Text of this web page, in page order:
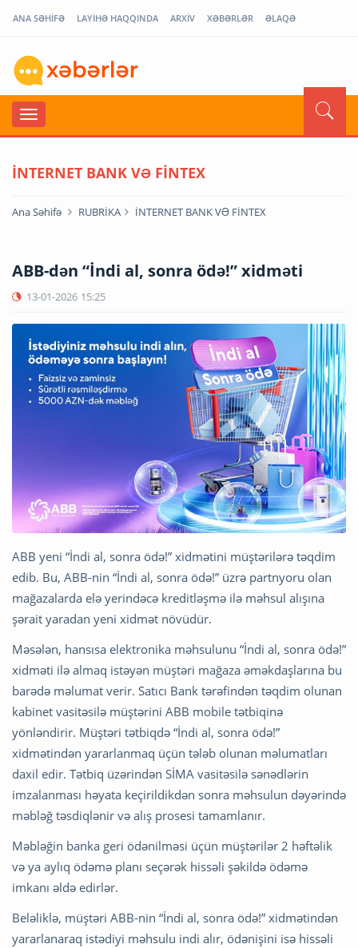
ANA SƏHİFƏ LAYİHƏ HAQQINDA ARXİV XƏBƏRLƏR ƏLAQƏ
İNTERNET BANK VƏ FİNTEX
Ana Səhifə RUBRİKA İNTERNET BANK VƏ FİNTEX
ABB-dən “İndi al, sonra ödə!” xidməti
13-01-2026 15:25
ABB yeni “İndi al, sonra ödə!” xidmətini müştərilərə təqdim
edib. Bu, ABB-nin “İndi al, sonra ödə!” üzrə partnyoru olan
mağazalarda elə yerindəcə kreditləşmə ilə məhsul alışına
şərait yaradan yeni xidmət növüdür.
Məsələn, hansısa elektronika məhsulunu “İndi al, sonra ödə!”
xidməti ilə almaq istəyən müştəri mağaza əməkdaşlarına bu
barədə məlumat verir. Satıcı Bank tərəfindən təqdim olunan
kabinet vasitəsilə müştərini ABB mobile tətbiqinə
yönləndirir. Müştəri tətbiqdə “İndi al, sonra ödə!”
xidmətindən yararlanmaq üçün tələb olunan məlumatları
daxil edir. Tətbiq üzərindən SİMA vasitəsilə sənədlərin
imzalanması həyata keçirildikdən sonra məhsulun dəyərində
məbləğ təsdiqlənir və alış prosesi tamamlanır.
Məbləğin banka geri ödənilməsi üçün müştərilər 2 həftəlik
və ya aylıq ödəmə planı seçərək hissəli şəkildə ödəmə
imkanı əldə edirlər.
Beləliklə, müştəri ABB-nin “İndi al, sonra ödə!” xidmətindən
yararlanaraq istədiyi məhsulu indi alır, ödənişini isə hissəli